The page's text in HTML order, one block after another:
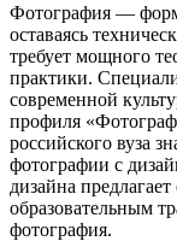
Фотография —
оставаясь
требует мощного
практики.
современной
профиля
российского вуза
фотографии с
дизайна
образовательным
фотография.